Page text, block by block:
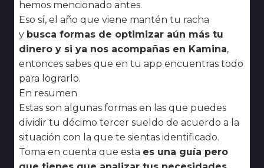
hemos mencionado antes.
Eso sí, el año que viene mantén tu racha
y busca formas de optimizar aún más tu
dinero y si ya nos acompañas en Kamina,
entonces sabes que en tu app encuentras todo
para lograrlo.
En resumen
Estas son algunas formas en las que puedes
dividir tu décimo tercer sueldo de acuerdo a la
situación con la que te sientas identificado.
Toma en cuenta que esta es una guía pero